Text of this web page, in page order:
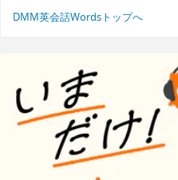
DMM英会話Wordsトップへ